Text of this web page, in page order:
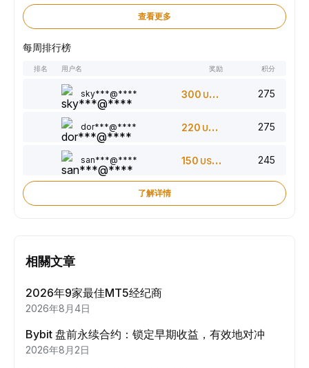
查看更多
每周排行榜
排名 用户名 奖励 积分
sky***@**** 300 USDT 275
dor***@**** 220 USDT 275
san***@**** 150 USDT 245
了解详情
相關文章
2026年9家最佳MT5经纪商
2026年8月4日
Bybit 盘前永续合约：锁定早期收益，有效地对冲
2026年8月2日